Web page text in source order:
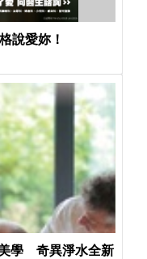
說愛妳！
學 奇異淨水全新